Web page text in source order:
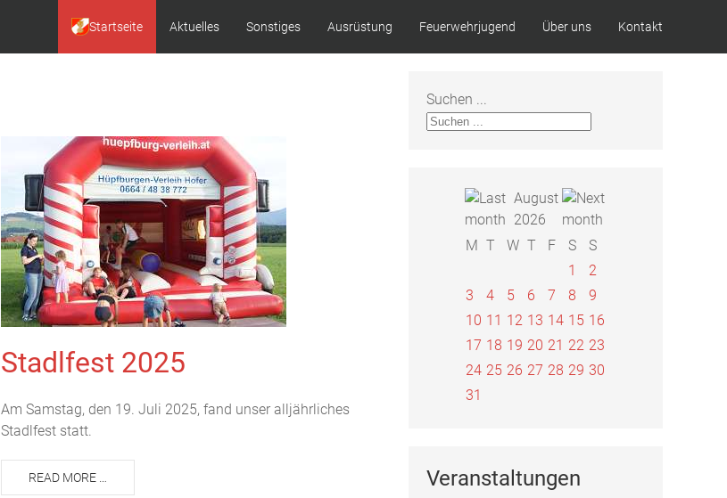
Startseite Aktuelles Sonstiges Ausrüstung Feuerwehrjugend Über uns Kontakt
Stadlfest 2025
Am Samstag, den 19. Juli 2025, fand unser alljährliches
Stadlfest statt.
READ MORE …
Suchen ...
August
2026
M T W T F S
S
1
2
3
4 5 6 7 8
9
10 11 12 13 14 15 16
17 18 19 20 21 22 23
24 25 26 27 28 29 30
31
Veranstaltungen